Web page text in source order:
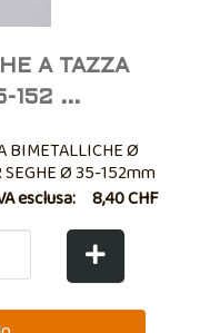
A TAZZA
152 ...
BIMETALLICHE Ø
SEGHE Ø 35-152mm
esclusa: 8,40 CHF